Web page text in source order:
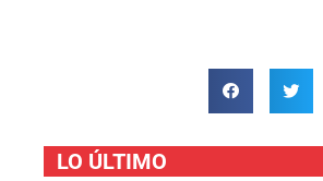
LO ÚLTIMO